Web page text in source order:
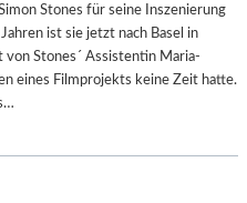
Stones für seine Inszenierung
ist sie jetzt nach Basel in
Stones´ Assistentin Maria-
eines Filmprojekts keine Zeit hatte.